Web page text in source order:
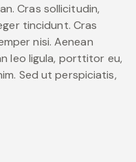
Cras sollicitudin,
tincidunt. Cras
nisi. Aenean
leo ligula, porttitor eu,
Sed ut perspiciatis,